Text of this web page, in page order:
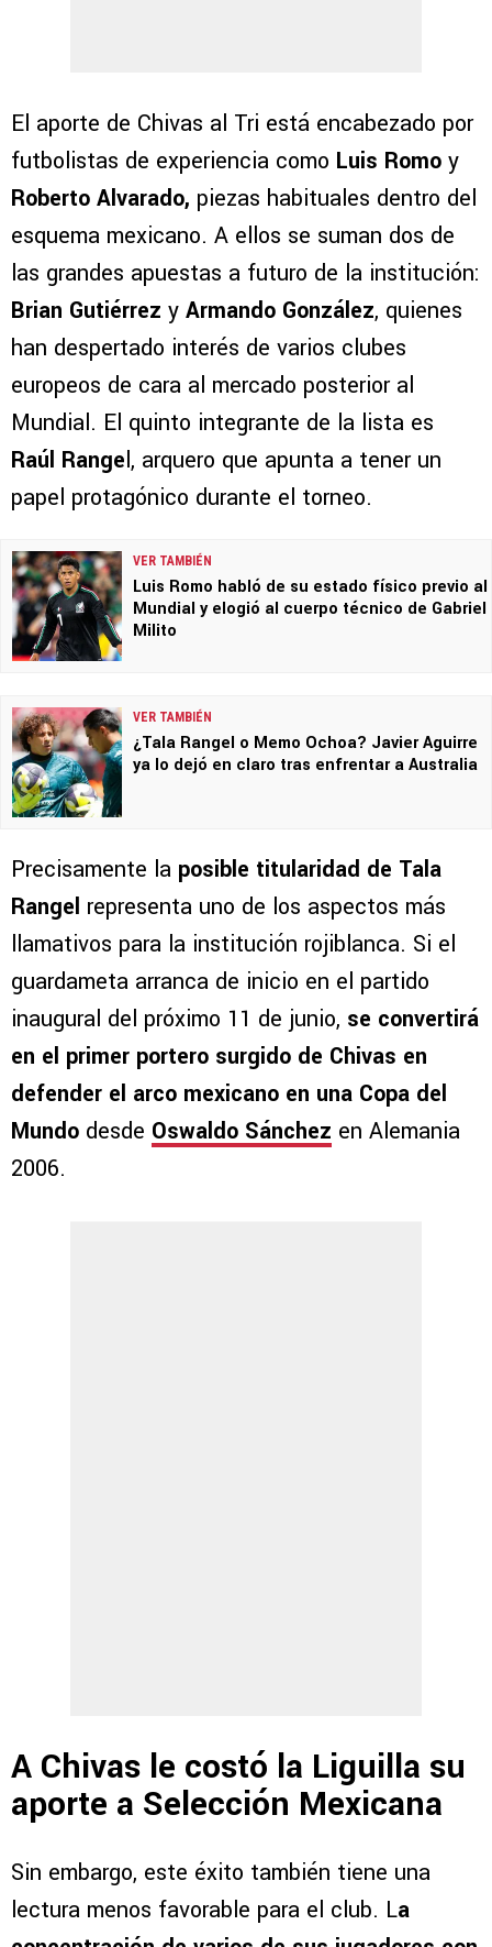
El aporte de Chivas al Tri está encabezado por
futbolistas de experiencia como Luis Romo y
Roberto Alvarado, piezas habituales dentro del
esquema mexicano. A ellos se suman dos de
las grandes apuestas a futuro de la institución:
Brian Gutiérrez y Armando González, quienes
han despertado interés de varios clubes
europeos de cara al mercado posterior al
Mundial. El quinto integrante de la lista es
Raúl Rangel, arquero que apunta a tener un
papel protagónico durante el torneo.
VER TAMBIÉN
Luis Romo habló de su estado físico previo al
Mundial y elogió al cuerpo técnico de Gabriel
Milito
VER TAMBIÉN
¿Tala Rangel o Memo Ochoa? Javier Aguirre
ya lo dejó en claro tras enfrentar a Australia
Precisamente la posible titularidad de Tala
Rangel representa uno de los aspectos más
llamativos para la institución rojiblanca. Si el
guardameta arranca de inicio en el partido
inaugural del próximo 11 de junio, se convertirá
en el primer portero surgido de Chivas en
defender el arco mexicano en una Copa del
Mundo desde Oswaldo Sánchez en Alemania
2006.
A Chivas le costó la Liguilla su
aporte a Selección Mexicana
Sin embargo, este éxito también tiene una
lectura menos favorable para el club. La